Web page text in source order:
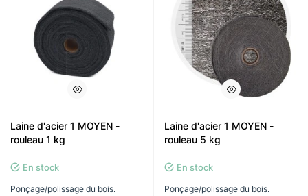
Laine d'acier 1 MOYEN -
rouleau 1 kg
En stock
Ponçage/polissage du bois.
Laine d'acier 1 MOYEN -
rouleau 5 kg
En stock
Ponçage/polissage du bois.